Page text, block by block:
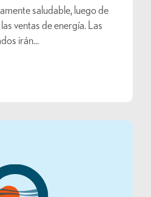
saludable, luego de
ventas de energía. Las
irán...